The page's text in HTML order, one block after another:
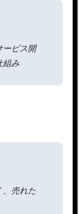
ービス開
組み
、売れた